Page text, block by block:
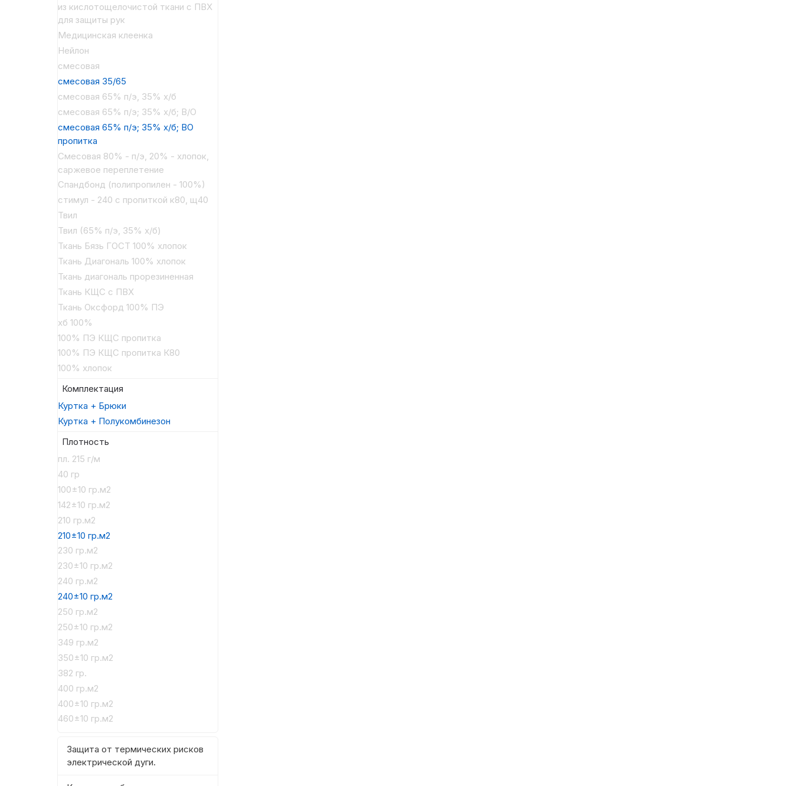
из кислотощелочистой ткани с ПВХ
для защиты рук
Медицинская клеенка
Нейлон
смесовая
смесовая 35/65
смесовая 65% п/э, 35% х/б
смесовая 65% п/э; 35% х/б; В/О
смесовая 65% п/э; 35% х/б; ВО
пропитка
Смесовая 80% - п/э, 20% - хлопок,
саржевое переплетение
Спандбонд (полипропилен - 100%)
стимул - 240 с пропиткой к80, щ40
Твил
Твил (65% п/э, 35% х/б)
Ткань Бязь ГОСТ 100% хлопок
Ткань Диагональ 100% хлопок
Ткань диагональ прорезиненная
Ткань КЩС с ПВХ
Ткань Оксфорд 100% ПЭ
хб 100%
100% ПЭ КЩС пропитка
100% ПЭ КЩС пропитка К80
100% хлопок
Комплектация
Куртка + Брюки
Куртка + Полукомбинезон
Плотность
пл. 215 г/м
40 гр
100±10 гр.м2
142±10 гр.м2
210 гр.м2
210±10 гр.м2
230 гр.м2
230±10 гр.м2
240 гр.м2
240±10 гр.м2
250 гр.м2
250±10 гр.м2
349 гр.м2
350±10 гр.м2
382 гр.
400 гр.м2
400±10 гр.м2
460±10 гр.м2
Защита от термических рисков
электрической дуги.